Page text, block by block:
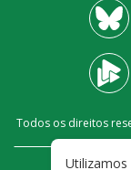
Todos os direitos